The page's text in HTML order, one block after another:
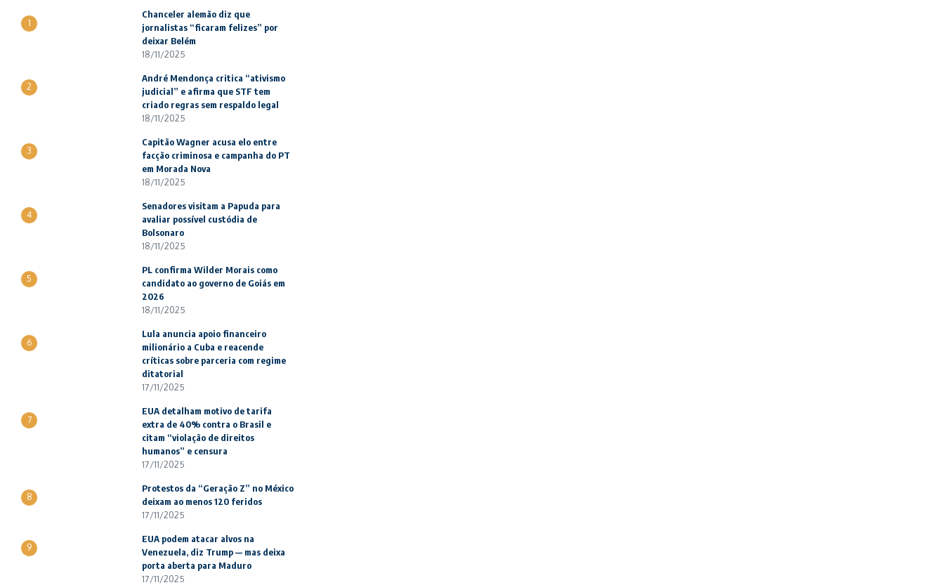
1
Chanceler alemão diz que
jornalistas “ficaram felizes” por
deixar Belém
18/11/2025
2
André Mendonça critica “ativismo
judicial” e afirma que STF tem
criado regras sem respaldo legal
18/11/2025
3
Capitão Wagner acusa elo entre
facção criminosa e campanha do PT
em Morada Nova
18/11/2025
4
Senadores visitam a Papuda para
avaliar possível custódia de
Bolsonaro
18/11/2025
5
PL confirma Wilder Morais como
candidato ao governo de Goiás em
2026
18/11/2025
6
Lula anuncia apoio financeiro
milionário a Cuba e reacende
críticas sobre parceria com regime
ditatorial
17/11/2025
7
EUA detalham motivo de tarifa
extra de 40% contra o Brasil e
citam “violação de direitos
humanos” e censura
17/11/2025
8
Protestos da “Geração Z” no México
deixam ao menos 120 feridos
17/11/2025
9
EUA podem atacar alvos na
Venezuela, diz Trump — mas deixa
porta aberta para Maduro
17/11/2025